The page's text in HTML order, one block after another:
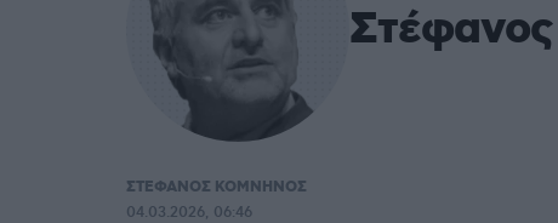
ΣΤΕΦΑΝΟΣ ΚΟΜΝΗΝΟΣ
04.03.2026, 06:46